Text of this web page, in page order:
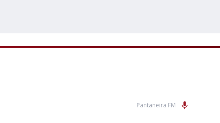
Pantaneira FM